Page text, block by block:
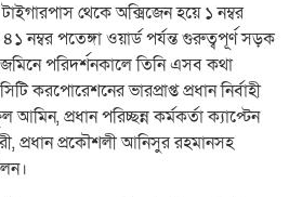
থেকে অক্সিজেন হয়ে ১ নম্বর
নম্বর পতেঙ্গা ওয়ার্ড পর্যন্ত গুরুত্বপূর্ণ সড়ক
পরিদর্শনকালে তিনি এসব কথা
করপোরেশনের ভারপ্রাপ্ত প্রধান নির্বাহী
প্রধান পরিচ্ছন্ন কর্মকর্তা ক্যাপ্টেন
প্রধান প্রকৌশলী আনিসুর রহমানসহ